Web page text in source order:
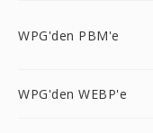
WPG'den PBM'e
WPG'den WEBP'e